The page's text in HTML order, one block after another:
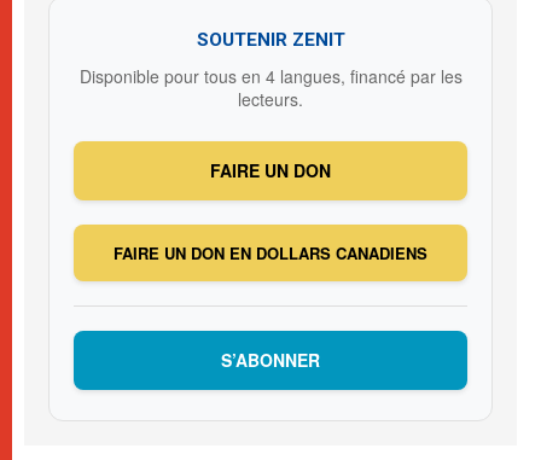
SOUTENIR ZENIT
Disponible pour tous en 4 langues, financé par les
lecteurs.
FAIRE UN DON
FAIRE UN DON EN DOLLARS CANADIENS
S’ABONNER